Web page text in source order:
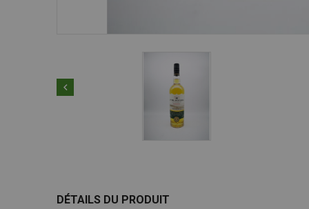

DÉTAILS DU PRODUIT